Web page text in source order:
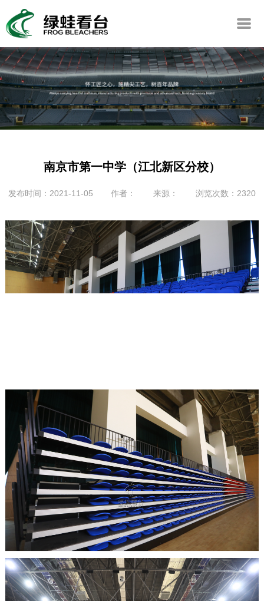
南京市第一中学（江北新区分校）
发布时间：2021-11-05 作者： 来源： 浏览次数：2320